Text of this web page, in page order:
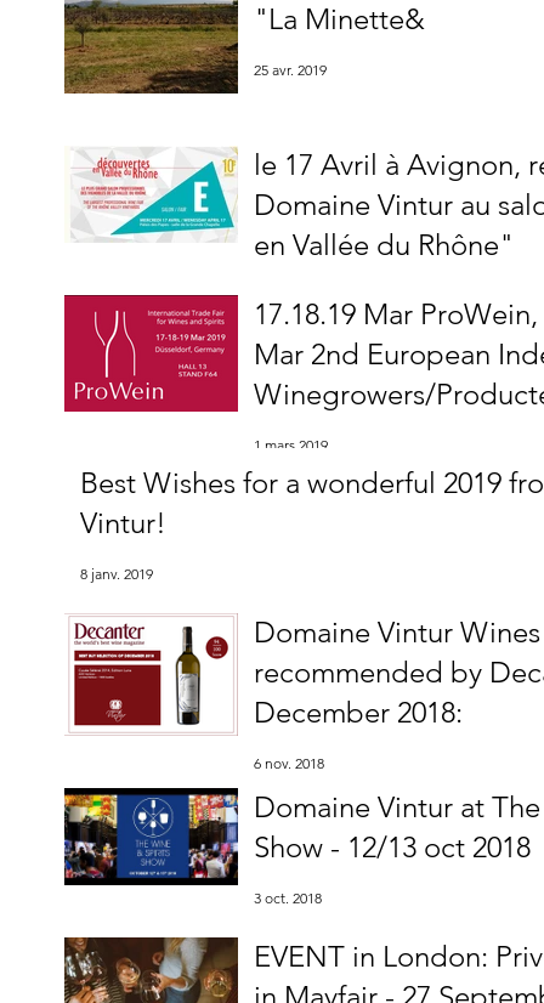
"La Minette&
25 avr. 2019
le 17 Avril à Avignon,
Domaine Vintur au
en Vallée du Rhône"
17.18.19 Mar
Mar 2nd European
Winegrowers/
1 mars 2019
Best Wishes for a wonderful 2019
Vintur!
8 janv. 2019
Domaine Vintur
recommended by
December 2018:
6 nov. 2018
Domaine Vintur at
Show - 12/13 oct 2018
3 oct. 2018
EVENT in London: